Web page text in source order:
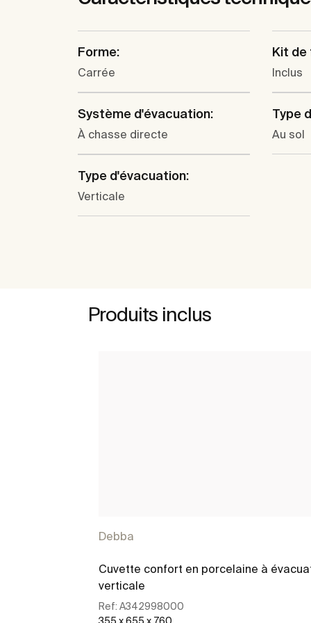
Forme:
Carrée
Kit de
Inclus
Système d'évacuation:
À chasse directe
Type
Au sol
Type d'évacuation:
Verticale
Produits inclus
Debba
Cuvette confort en porcelaine à
verticale
Ref: A342998000